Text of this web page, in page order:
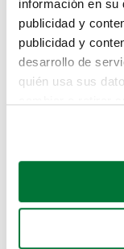
información en su
publicidad y
publicidad y
desarrollo de
quién usa sus
Si lo permite,
Recopilar
Identificar su
te hemos
Pero puedes
buscando en
Coches de
Coches de km0